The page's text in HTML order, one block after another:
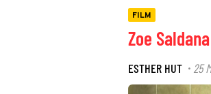
FILM
Zoe
ESTHER HUT · 25